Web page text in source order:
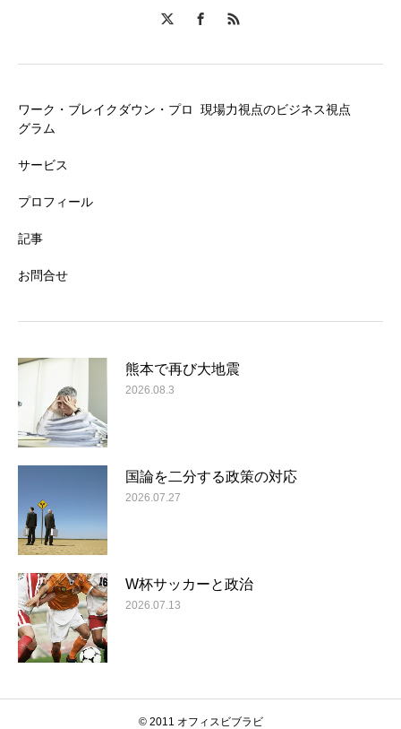
ワーク・ブレイクダウン・プロ
グラム
サービス
プロフィール
記事
お問合せ
現場力視点のビジネス視点
熊本で再び大地震
2026.08.3
国論を二分する政策の対応
2026.07.27
W杯サッカーと政治
2026.07.13
© 2011 オフィスビブラビ